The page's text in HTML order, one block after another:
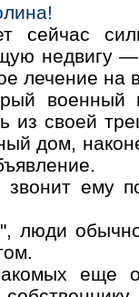
сейчас
недвигу —
лечение на
военный
из своей
дом,
звонит ему
люди
еще о